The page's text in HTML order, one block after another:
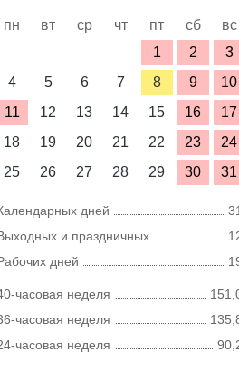
пн вт ср чт пт сб
вс
1
2
3
4
5 6 7 8 9
10
11
12 13 14 15 16
17
18
19 20 21 22 23
24
25
26 27 28 29 30 31
дней
31
и праздничных
дней
часовая неделя
часовая неделя
часовая неделя